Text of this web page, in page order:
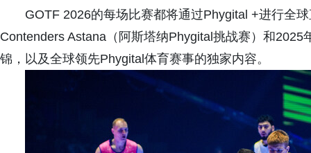
GOTF 2026的每场比赛都将通过Phygital +进行全
Contenders Astana（阿斯塔纳Phygital挑战赛）和
锦，以及全球领先Phygital体育赛事的独家内容。